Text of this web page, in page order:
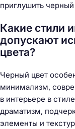
приглушить черный
Какие стили
допускают
цвета?
Черный цвет
минимализм,
в интерьере в
драматизм,
элементы и